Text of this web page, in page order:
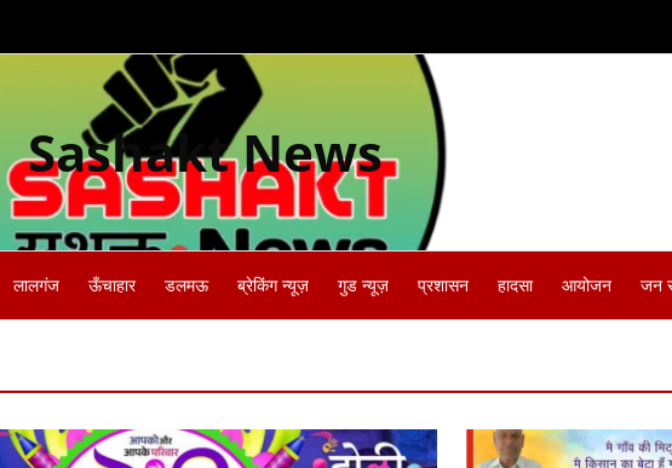
Sashakt News
लालगंज ऊँचाहार डलमऊ ब्रेकिंग न्यूज़ गुड न्यूज़ प्रशासन हादसा आयोजन जन